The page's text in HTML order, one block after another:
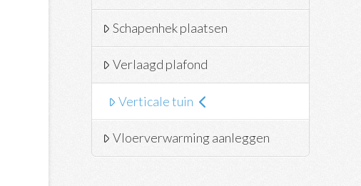
Schapenhek plaatsen
Verlaagd plafond
Verticale tuin
Vloerverwarming aanleggen